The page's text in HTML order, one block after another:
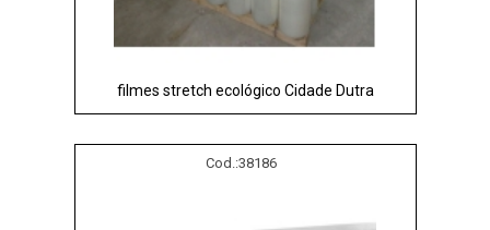
filmes stretch ecológico Cidade Dutra
Cod.:38186